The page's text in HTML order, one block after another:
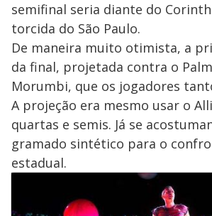
semifinal seria diante do
torcida do São Paulo.
De maneira muito otimista, a
da final, projetada contra o
Morumbi, que os jogadores
A projeção era mesmo usar o
quartas e semis. Já se
gramado sintético para o
estadual.